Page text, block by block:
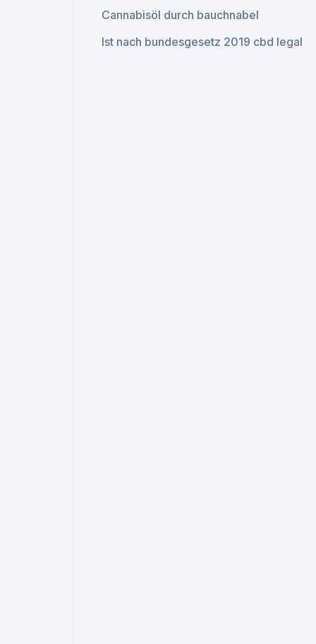
Cannabisöl durch bauchnabel
Ist nach bundesgesetz 2019 cbd legal